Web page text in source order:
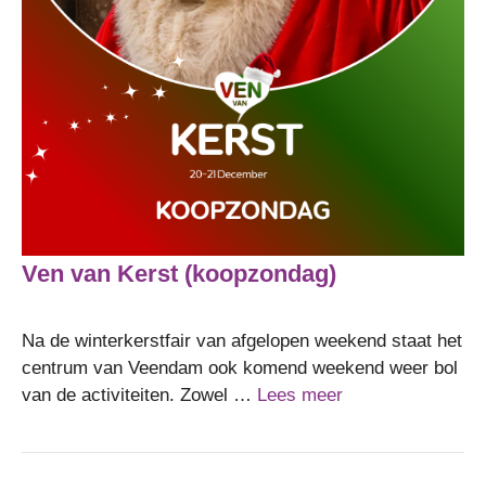
Ven van Kerst (koopzondag)
Na de winterkerstfair van afgelopen weekend staat het
centrum van Veendam ook komend weekend weer bol
van de activiteiten. Zowel … Lees meer